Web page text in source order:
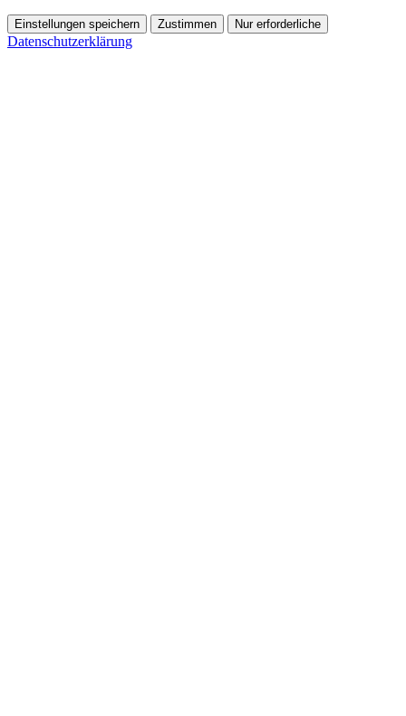
Einstellungen speichern Zustimmen Nur erforderliche
Datenschutzerklärung